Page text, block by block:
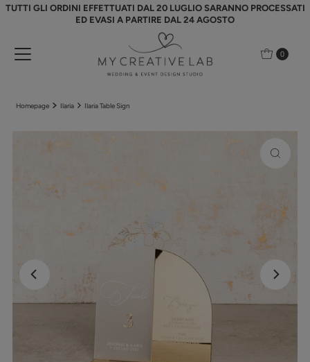
Vai direttamente ai contenuti
TUTTI GLI ORDINI EFFETTUATI DAL 20 LUGLIO SARANNO PROCESSATI
ED EVASI A PARTIRE DAL 24 AGOSTO
0
Homepage Ilaria Ilaria Table Sign